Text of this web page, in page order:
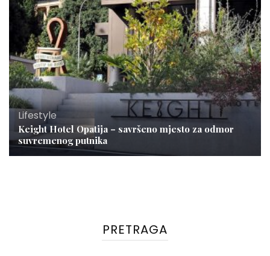
Lifestyle
Keight Hotel Opatija – savršeno mjesto za odmor
suvremenog putnika
PRETRAGA